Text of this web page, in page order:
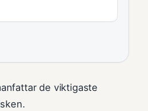
de viktigaste